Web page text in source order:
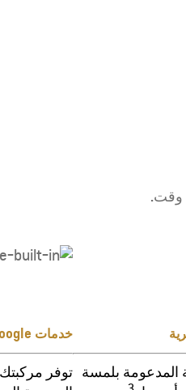
وقت.
المدعومة بلمسة
خدمات Google المدمجة